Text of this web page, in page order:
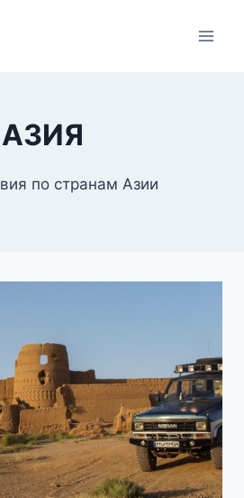
АЗИЯ
по странам Азии